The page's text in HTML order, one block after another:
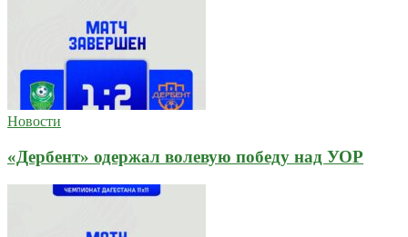
Новости
«Дербент» одержал волевую победу над УОР